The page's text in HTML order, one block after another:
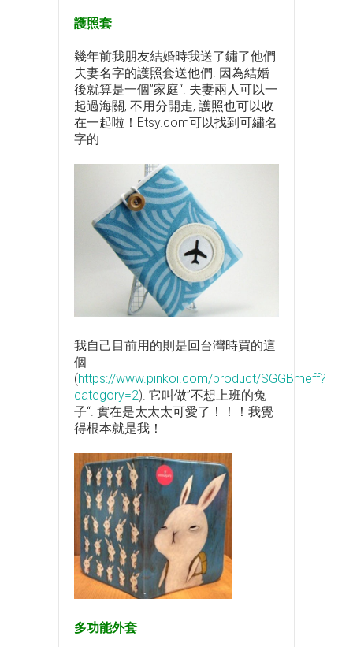
護照套
幾年前我朋友結婚時我送了鏽了他們
夫妻名字的護照套送他們. 因為結婚
後就算是一個”家庭“. 夫妻兩人可以一
起過海關, 不用分開走, 護照也可以收
在一起啦！Etsy.com可以找到可繡名
字的.
我自己目前用的則是回台灣時買的這
個
(https://www.pinkoi.com/product/SGGBmeff?
category=2). 它叫做”不想上班的兔
子“. 實在是太太太可愛了！！！我覺
得根本就是我！
多功能外套